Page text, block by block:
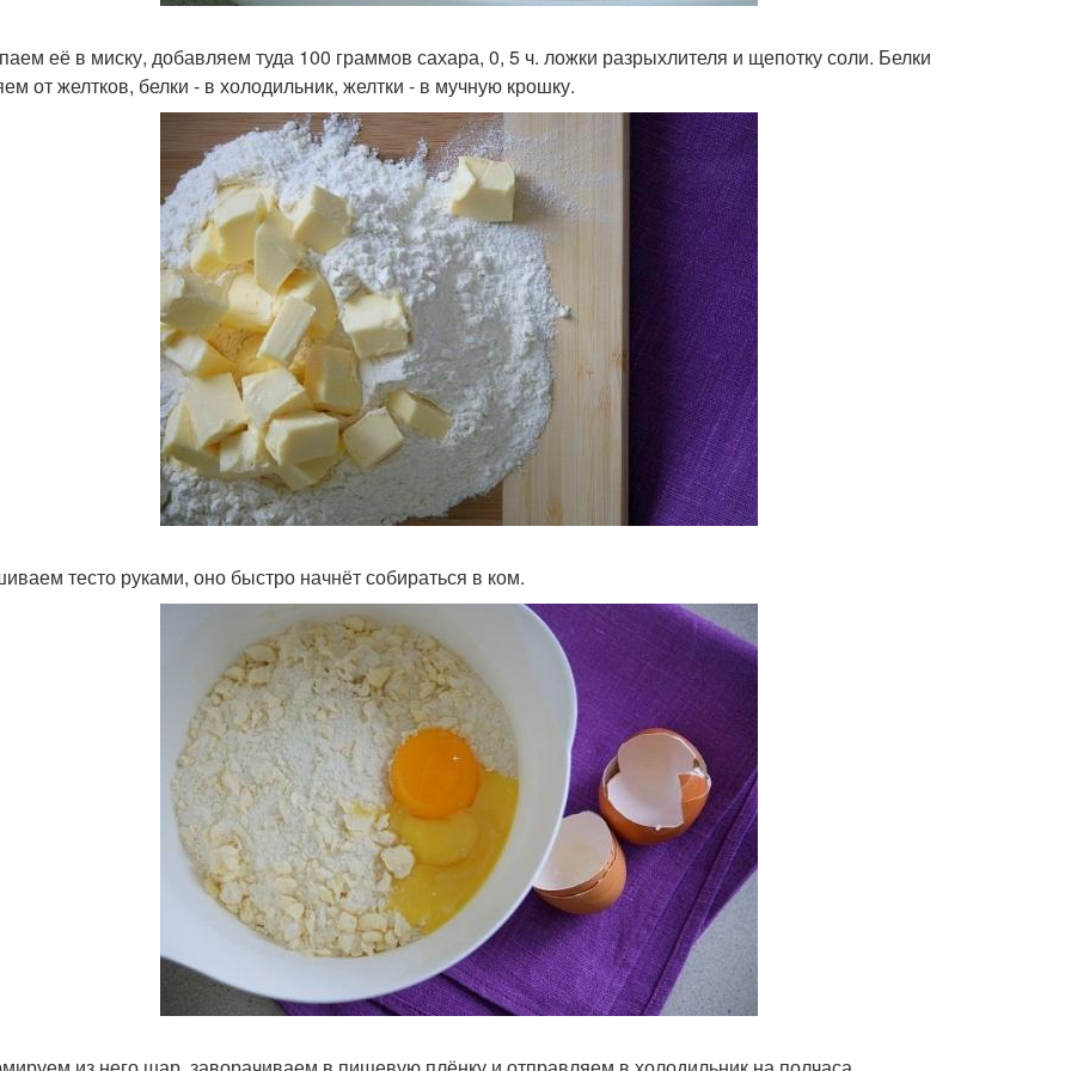
её в миску, добавляем туда 100 граммов сахара, 0, 5 ч. ложки разрыхлителя и щепотку соли. Белки
от желтков, белки - в холодильник, желтки - в мучную крошку.
тесто руками, оно быстро начнёт собираться в ком.